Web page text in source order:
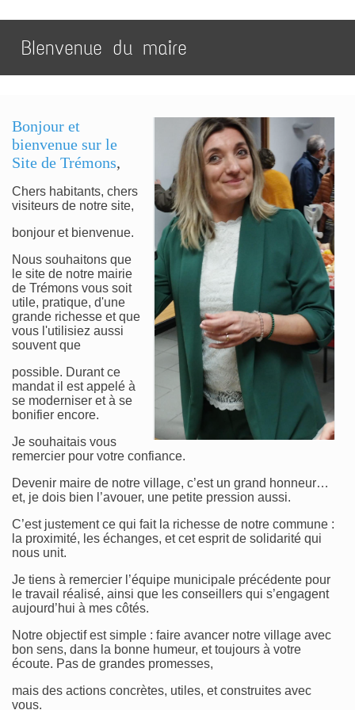
BIenvenue du maire
Bonjour et
bienvenue sur le
Site de Trémons,
Chers habitants, chers
visiteurs de notre site,
bonjour et bienvenue.
Nous souhaitons que
le site de notre mairie
de Trémons vous soit
utile, pratique, d'une
grande richesse et que
vous l'utilisiez aussi
souvent que
possible. Durant ce
mandat il est appelé à
se moderniser et à se
bonifier encore.
Je souhaitais vous
remercier pour votre confiance.
Devenir maire de notre village, c’est un grand honneur…
et, je dois bien l’avouer, une petite pression aussi.
C’est justement ce qui fait la richesse de notre commune :
la proximité, les échanges, et cet esprit de solidarité qui
nous unit.
Je tiens à remercier l’équipe municipale précédente pour
le travail réalisé, ainsi que les conseillers qui s’engagent
aujourd’hui à mes côtés.
Notre objectif est simple : faire avancer notre village avec
bon sens, dans la bonne humeur, et toujours à votre
écoute. Pas de grandes promesses,
mais des actions concrètes, utiles, et construites avec
vous.